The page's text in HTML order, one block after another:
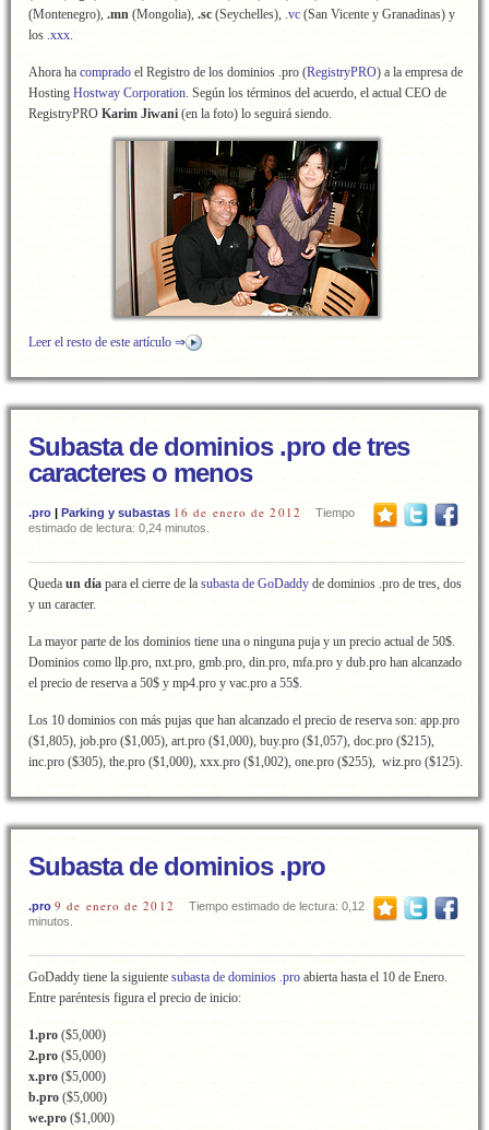
(Montenegro), .mn (Mongolia), .sc (Seychelles), .vc (San Vicente y Granadinas) y
los .xxx.
Ahora ha comprado el Registro de los dominios .pro (RegistryPRO) a la empresa de
Hosting Hostway Corporation. Según los términos del acuerdo, el actual CEO de
RegistryPRO Karim Jiwani (en la foto) lo seguirá siendo.
Leer el resto de este artículo ⇒
Subasta de dominios .pro de tres
caracteres o menos
.pro | Parking y subastas 16 de enero de 2012
Tiempo
estimado de lectura: 0,24 minutos.
Queda un día para el cierre de la subasta de GoDaddy de dominios .pro de tres, dos
y un caracter.
La mayor parte de los dominios tiene una o ninguna puja y un precio actual de 50$.
Dominios como llp.pro, nxt.pro, gmb.pro, din.pro, mfa.pro y dub.pro han alcanzado
el precio de reserva a 50$ y mp4.pro y vac.pro a 55$.
Los 10 dominios con más pujas que han alcanzado el precio de reserva son: app.pro
($1,805), job.pro ($1,005), art.pro ($1,000), buy.pro ($1,057), doc.pro ($215),
inc.pro ($305), the.pro ($1,000), xxx.pro ($1,002), one.pro ($255), wiz.pro ($125).
Subasta de dominios .pro
.pro 9 de enero de 2012
Tiempo estimado de lectura: 0,12
minutos.
GoDaddy tiene la siguiente subasta de dominios .pro abierta hasta el 10 de Enero.
Entre paréntesis figura el precio de inicio:
1.pro ($5,000)
2.pro ($5,000)
x.pro ($5,000)
b.pro ($5,000)
we.pro ($1,000)